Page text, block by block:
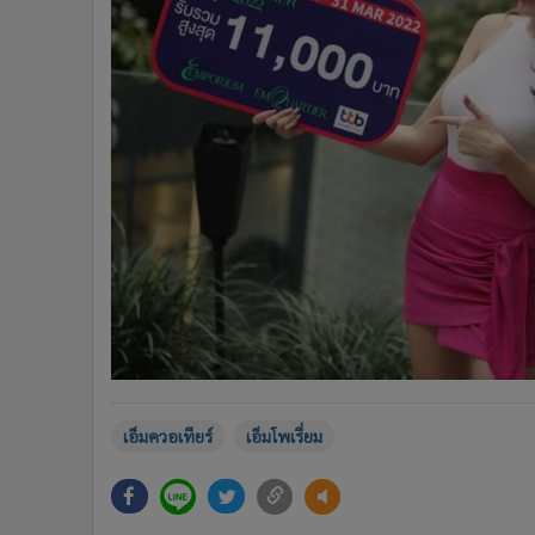
เอ็มควอเทียร์ เอ็มโพเรี่ยม